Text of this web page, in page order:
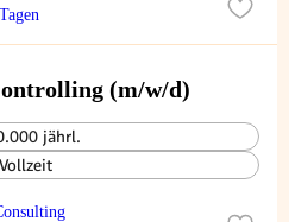
(m/w/d)
jährl.
Vollzeit